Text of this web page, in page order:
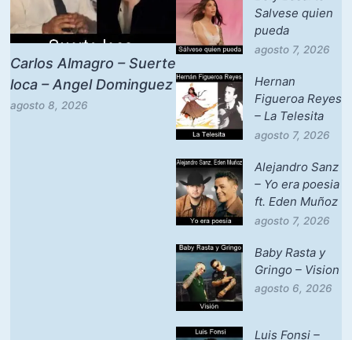
Carlos Almagro – Suerte
loca – Angel Dominguez
agosto 8, 2026
Salvese quien
pueda
agosto 7, 2026
Hernan
Figueroa Reyes
– La Telesita
agosto 7, 2026
Alejandro Sanz
– Yo era poesia
ft. Eden Muñoz
agosto 7, 2026
Baby Rasta y
Gringo – Vision
agosto 6, 2026
Luis Fonsi –